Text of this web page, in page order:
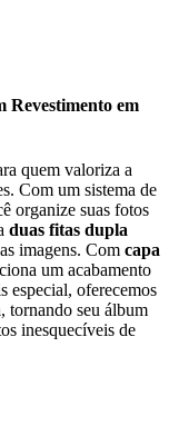
Revestimento em
quem valoriza a
Com um sistema de
organize suas fotos
duas fitas dupla
imagens. Com capa
um acabamento
especial, oferecemos
, tornando seu álbum
inesquecíveis de